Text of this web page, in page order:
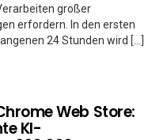
großer
erfordern. In den ersten
24 Stunden wird […]
Web Store:
KI-